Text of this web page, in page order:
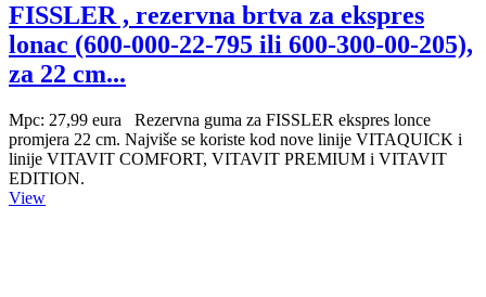
FISSLER , rezervna brtva za ekspres
lonac (600-000-22-795 ili 600-300-00-205),
za 22 cm...
Mpc: 27,99 eura Rezervna guma za FISSLER ekspres lonce
promjera 22 cm. Najviše se koriste kod nove linije VITAQUICK i
linije VITAVIT COMFORT, VITAVIT PREMIUM i VITAVIT
EDITION.
View